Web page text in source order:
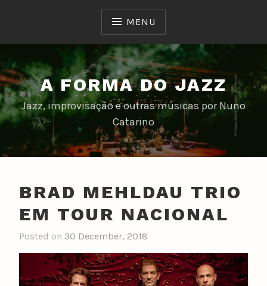
MENU
A FORMA DO JAZZ
Jazz, improvisação e outras músicas por Nuno
Catarino
BRAD MEHLDAU TRIO
EM TOUR NACIONAL
Posted on 30 December, 2018
y
n
u